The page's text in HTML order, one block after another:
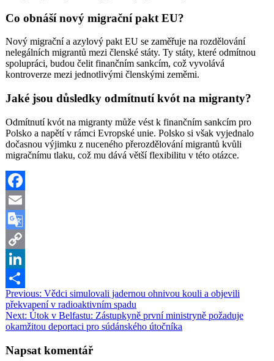
Co obnáší nový migrační pakt EU?
Nový migrační a azylový pakt EU se zaměřuje na rozdělování
nelegálních migrantů mezi členské státy. Ty státy, které odmítnou
spolupráci, budou čelit finančním sankcím, což vyvolává
kontroverze mezi jednotlivými členskými zeměmi.
Jaké jsou důsledky odmítnutí kvót na migranty?
Odmítnutí kvót na migranty může vést k finančním sankcím pro
Polsko a napětí v rámci Evropské unie. Polsko si však vyjednalo
dočasnou výjimku z nuceného přerozdělování migrantů kvůli
migračnímu tlaku, což mu dává větší flexibilitu v této otázce.
Facebook
Email
Google
Translate
Copy
Link
LinkedIn
Share
Navigace
pro
příspěvek
Previous: Vědci simulovali jadernou ohnivou kouli a objevili
překvapení v radioaktivním spadu
Next: Útok v Belfastu: Zástupkyně první ministryně požaduje
okamžitou deportaci pro súdánského útočníka
Napsat komentář